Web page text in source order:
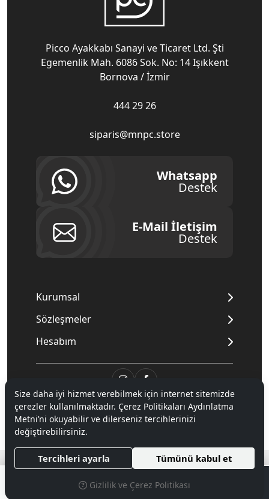
Picco Ayakkabı Sanayi ve Ticaret Ltd. Şti
Egemenlik Mah. 6086 Sok. No: 14 Işıkkent
Bornova / İzmir
444 29 26
siparis@mnpc.store
Whatsapp
Destek
E-Mail İletişim
Destek
Kurumsal
Sözleşmeler
Hesabım
© 2020Mnpc. Tüm hakları saklıdır.
Hipotenüs Yeni Nesil E-Ticaret Sistemleri ile Hazırlanmıştır.
Size daha iyi hizmet verebilmek için internet sitemizde
çerezler kullanılmaktadır. Çerez Politikaları Aydınlatma
Metni’ni okuyabilir ve dilerseniz tercihlerinizi
değiştirebilirsiniz.
Tercihleri ayarla Tümünü kabul et
Gizlilik ve Çerez Politikası